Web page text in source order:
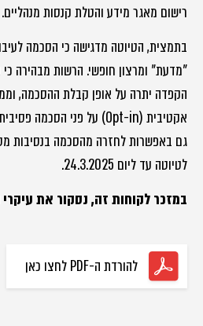
רישום מאגר מידע והטלת קנסות מנהליים.
בתמצית, הטיוטה מדגישה כי הסכמה
"מדעת" ומרצון חופשי. הרשות מבהירה
הקפדה יתרה על אופן קבלת ההסכמה,
גם באפשרות לחזרה מהסכמה בנסיבות
לטיוטה עד ליום 24.3.2025.
במזכר לקוחות זה, נסקור את
להורדת ה-PDF לחצו כאן